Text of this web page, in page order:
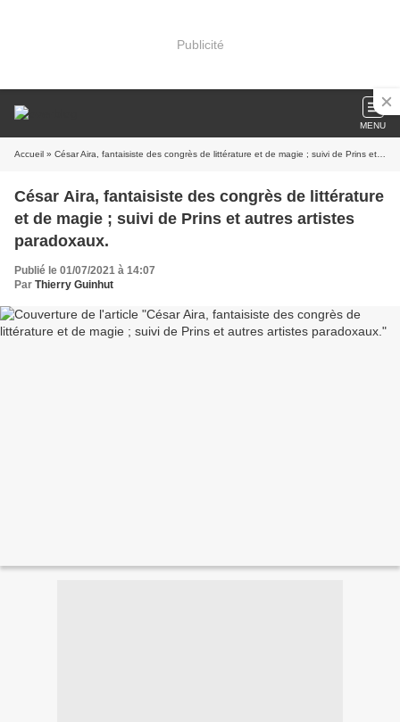
Publicité
MENU
Accueil » César Aira, fantaisiste des congrès de littérature et de magie ; suivi de Prins et autres artistes paradoxaux.
César Aira, fantaisiste des congrès de littérature
et de magie ; suivi de Prins et autres artistes
paradoxaux.
Publié le 01/07/2021 à 14:07
Par Thierry Guinhut